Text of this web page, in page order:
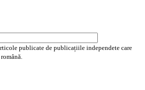
publicate de publicațiile independete care